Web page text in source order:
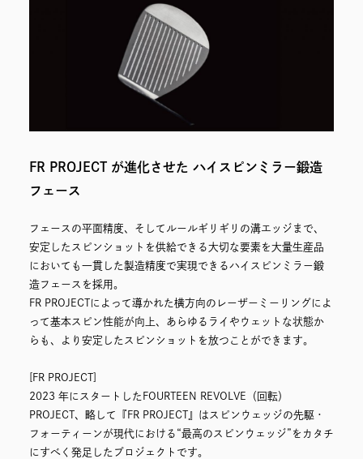
FR PROJECT が進化させた ハイスピンミラー鍛造
フェース
フェースの平面精度、そしてルールギリギリの溝エッジまで、
安定したスピンショットを供給できる大切な要素を大量生産品
においても一貫した製造精度で実現できるハイスピンミラー鍛
造フェースを採用。
FR PROJECTによって導かれた横方向のレーザーミーリングによ
って基本スピン性能が向上、あらゆるライやウェットな状態か
らも、より安定したスピンショットを放つことができます。
[FR PROJECT]
2023 年にスタートしたFOURTEEN REVOLVE（回転）
PROJECT、略して『FR PROJECT』はスピンウェッジの先駆・
フォーティーンが現代における“最高のスピンウェッジ”をカタチ
にすべく発足したプロジェクトです。